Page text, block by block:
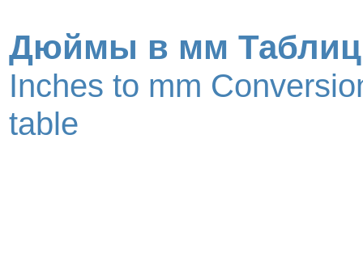
Дюймы в мм
Inches to mm
table